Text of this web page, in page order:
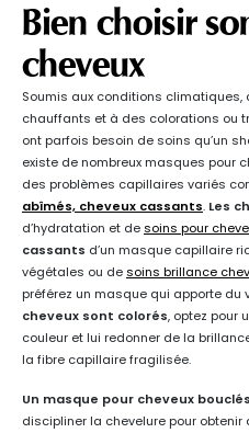
Bien choisir
cheveux
Soumis aux conditions
chauffants et à des colorations ou
ont parfois besoin de soins qu’un
existe de nombreux masques pour
des problèmes capillaires variés
abîmés, cheveux cassants. Les
d’hydratation et de soins pour
cassants d’un masque capillaire
végétales ou de soins brillance
préférez un masque qui apporte du
cheveux sont colorés, optez pour
couleur et lui redonner de la
la fibre capillaire fragilisée.
Un masque pour cheveux bouclés
discipliner la chevelure pour